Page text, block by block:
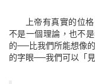
上帝有真實的位
不是一個理論，也不
的──比我們所能想像
的字眼──我們可以「